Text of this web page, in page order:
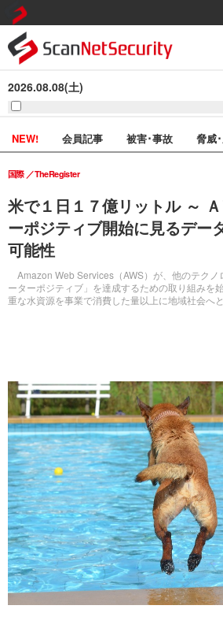
2026.08.08(土)
NEW! 会員記事 被害･事故 脅威
米で１日１７億リットル ～
ーポジティブ開始に見るデー
可能性
Amazon Web Services（AWS）が、他のテクノ
ーターポジティブ」を達成するための取り組みを
重な水資源を事業で消費した量以上に地域社会へ
国際 TheRegister